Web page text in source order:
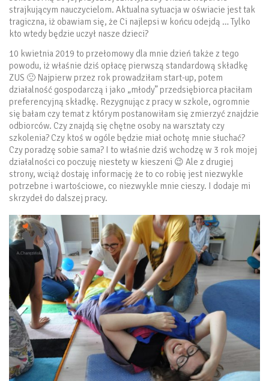
strajkującym nauczycielom. Aktualna sytuacja w oświacie jest tak
tragiczna, iż obawiam się, że Ci najlepsi w końcu odejdą … Tylko
kto wtedy będzie uczył nasze dzieci?
10 kwietnia 2019 to przełomowy dla mnie dzień także z tego
powodu, iż właśnie dziś opłacę pierwszą standardową składkę
ZUS 🙁 Najpierw przez rok prowadziłam start-up, potem
działalność gospodarczą i jako „młody” przedsiębiorca płaciłam
preferencyjną składkę. Rezygnując z pracy w szkole, ogromnie
się bałam czy temat z którym postanowiłam się zmierzyć znajdzie
odbiorców. Czy znajdą się chętne osoby na warsztaty czy
szkolenia? Czy ktoś w ogóle będzie miał ochotę mnie słuchać?
Czy poradzę sobie sama? I to właśnie dziś wchodzę w 3 rok mojej
działalności co poczuję niestety w kieszeni 😉 Ale z drugiej
strony, wciąż dostaję informację że to co robię jest niezwykle
potrzebne i wartościowe, co niezwykle mnie cieszy. I dodaje mi
skrzydeł do dalszej pracy.